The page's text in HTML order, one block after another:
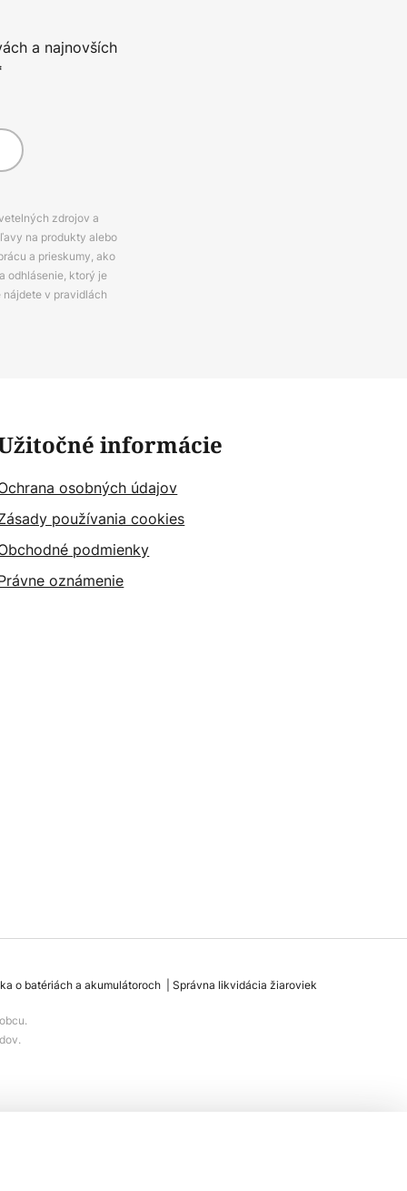
a najnovších
zdrojov a
na produkty alebo
a prieskumy, ako
odhlásenie, ktorý je
nájdete v pravidlách
informácie
osobných údajov
používania cookies
podmienky
oznámenie
o batériách a akumulátoroch Správna likvidácia žiaroviek